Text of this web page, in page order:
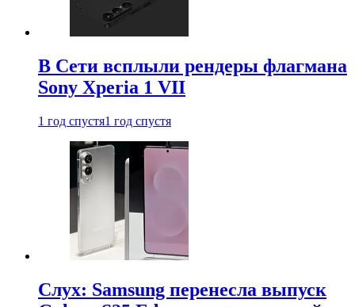
В Сети всплыли рендеры флагмана
Sony Xperia 1 VII
1 год спустя1 год спустя
Слух: Samsung перенесла выпуск